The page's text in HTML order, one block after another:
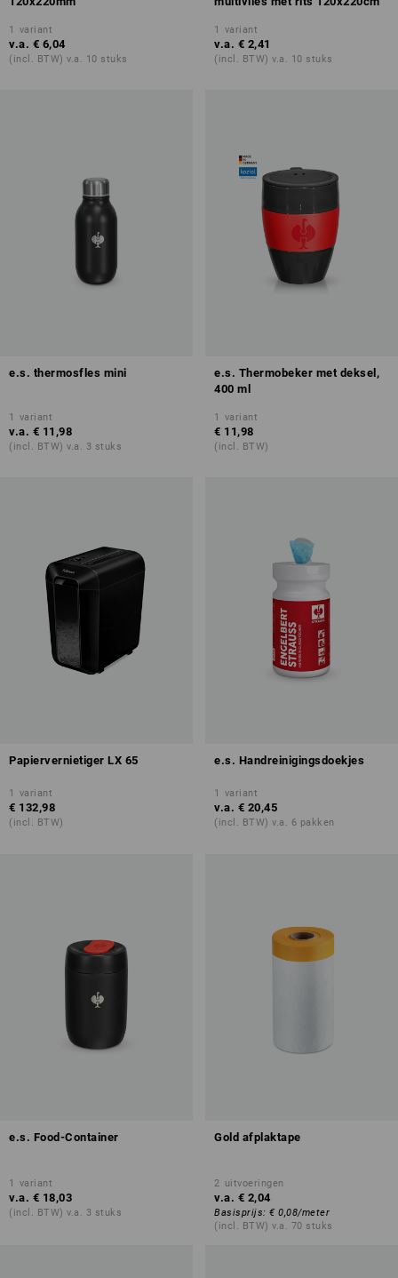
1 variant
v.a. € 6,04
(incl. BTW) v.a. 10 stuks
1 variant
v.a. € 2,41
(incl. BTW) v.a. 10 stuks
e.s. thermosfles mini
1 variant
v.a. € 11,98
(incl. BTW) v.a. 3 stuks
e.s. Thermobeker met deksel,
400 ml
1 variant
€ 11,98
(incl. BTW)
Papiervernietiger LX 65
1 variant
€ 132,98
(incl. BTW)
e.s. Handreinigingsdoekjes
1 variant
v.a. € 20,45
(incl. BTW) v.a. 6 pakken
e.s. Food-Container
1 variant
v.a. € 18,03
(incl. BTW) v.a. 3 stuks
Gold afplaktape
2 uitvoeringen
v.a. € 2,04
Basisprijs: € 0,08/meter
(incl. BTW) v.a. 70 stuks